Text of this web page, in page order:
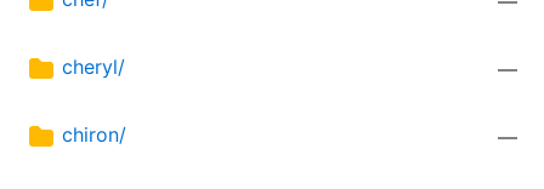
cheryl/ —
chiron/ —